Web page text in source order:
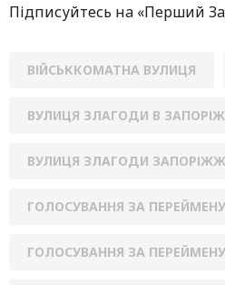
Підписуйтесь нa «Перший
ВІЙСЬККОМАТНА ВУЛИЦЯ
ВУЛИЦЯ ЗЛАГОДИ В
ВУЛИЦЯ ЗЛАГОДИ
ГОЛОСУВАННЯ ЗА
ГОЛОСУВАННЯ ЗА